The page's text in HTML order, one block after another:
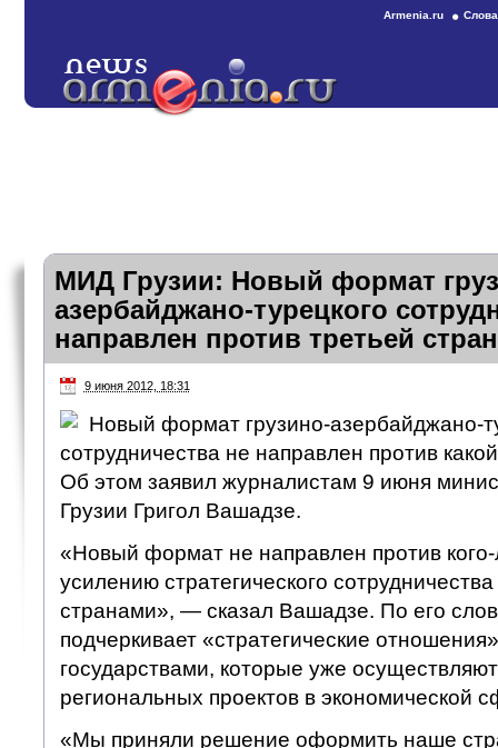
Armenia.ru
МИД Грузии: Новый формат
азербайджано-турецкого
направлен против третьей
9 июня 2012, 18:31
Новый формат грузино-азербайджано-
сотрудничества не направлен против
Об этом заявил журналистам 9 июня
Грузии Григол Вашадзе.
«Новый формат не направлен против
усилению стратегического
странами», — сказал Вашадзе. По его
подчеркивает «стратегические
государствами, которые уже
региональных проектов в экономической
«Мы приняли решение оформить наше